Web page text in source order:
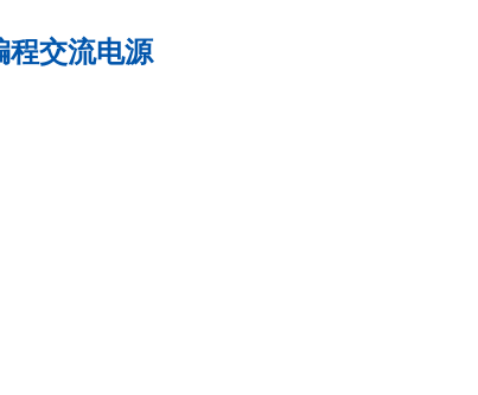
程交流电源